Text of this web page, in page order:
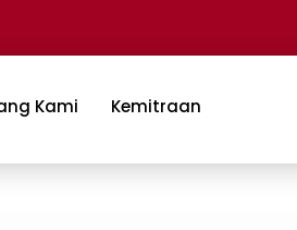
Kami Kemitraan